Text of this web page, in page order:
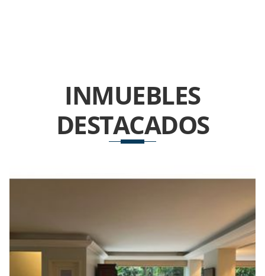
INMUEBLES
DESTACADOS